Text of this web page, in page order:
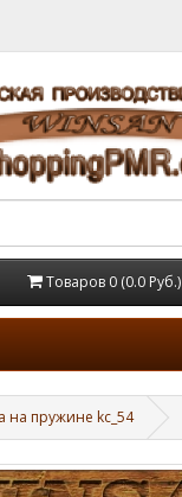
Товаров 0 (0.0 Руб.)
на пружине kc_54